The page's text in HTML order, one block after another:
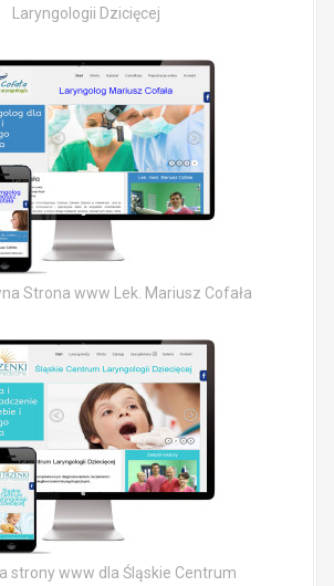
Laryngologii Dzicięcej
Strona www Lek. Mariusz Cofała
strony www dla Śląskie Centrum